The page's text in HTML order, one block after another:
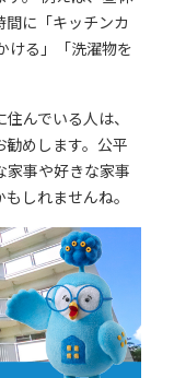
に「キッチンカ
ける」「洗濯物を
んでいる人は、
めします。公平
家事や好きな家事
しれませんね。